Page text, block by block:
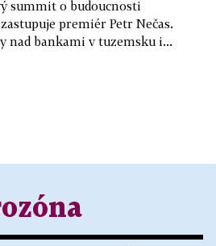
summit o budoucnosti
premiér Petr Nečas.
nad bankami v tuzemsku i...